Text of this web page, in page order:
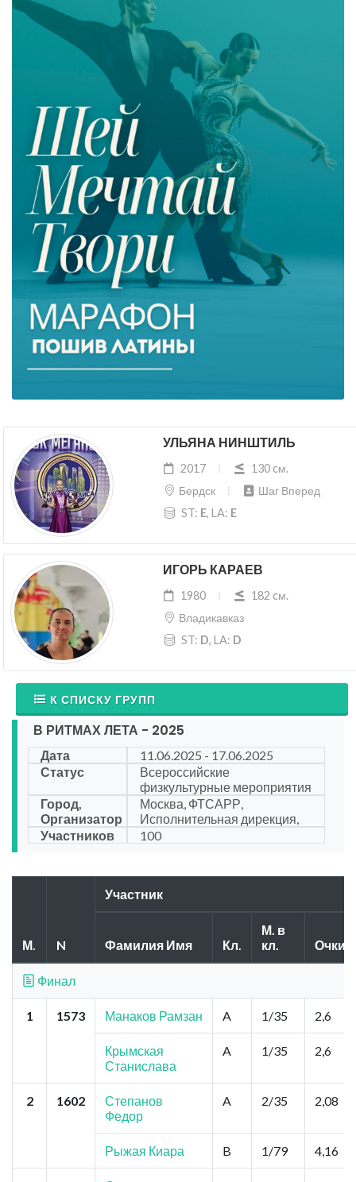
УЛЬЯНА НИНШТИЛЬ
2017
130 cм.
Бердск
Шаг Вперед
ST: E, LA: E
ИГОРЬ КАРАЕВ
1980
182 cм.
Владикавказ
ST: D, LA: D
К СПИСКУ ГРУПП
В РИТМАХ ЛЕТА - 2025
Дата
11.06.2025 - 17.06.2025
Статус
Всероссийские
физкультурные мероприятия
Город,
Организатор
Москва, ФТСАРР,
Исполнительная дирекция,
Участников
100
М. N
Участник
Фамилия Имя Кл.
М. в
кл.
Очки
Финал
1 1573 Манаков Рамзан A 1/35 2,6
Крымская
Станислава
A 1/35 2,6
2 1602
Степанов
Федор
A 2/35 2,08
Рыжая Киара B 1/79 4,16